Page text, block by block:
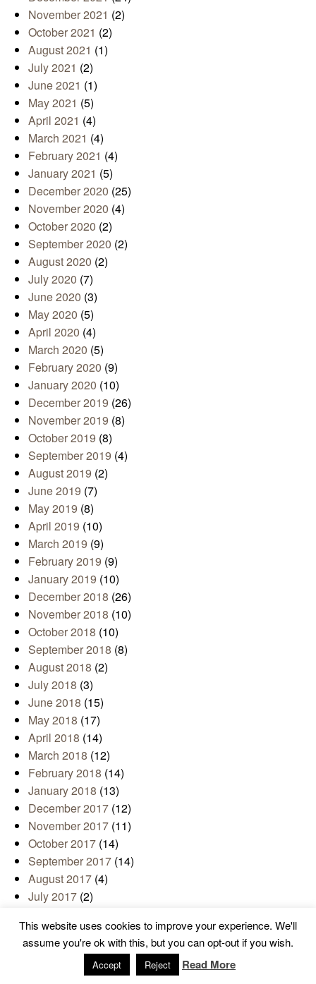
November 2021 (2)
October 2021 (2)
August 2021 (1)
July 2021 (2)
June 2021 (1)
May 2021 (5)
April 2021 (4)
March 2021 (4)
February 2021 (4)
January 2021 (5)
December 2020 (25)
November 2020 (4)
October 2020 (2)
September 2020 (2)
August 2020 (2)
July 2020 (7)
June 2020 (3)
May 2020 (5)
April 2020 (4)
March 2020 (5)
February 2020 (9)
January 2020 (10)
December 2019 (26)
November 2019 (8)
October 2019 (8)
September 2019 (4)
August 2019 (2)
June 2019 (7)
May 2019 (8)
April 2019 (10)
March 2019 (9)
February 2019 (9)
January 2019 (10)
December 2018 (26)
November 2018 (10)
October 2018 (10)
September 2018 (8)
August 2018 (2)
July 2018 (3)
June 2018 (15)
May 2018 (17)
April 2018 (14)
March 2018 (12)
February 2018 (14)
January 2018 (13)
December 2017 (12)
November 2017 (11)
October 2017 (14)
September 2017 (14)
August 2017 (4)
July 2017 (2)
May 2017 (14)
April 2017(12)
(17)
This website uses cookies to improve your experience. We'll
assume you're ok with this, but you can opt-out if you wish.
Accept Reject Read More